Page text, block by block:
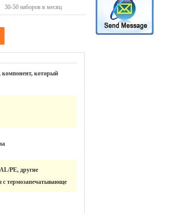
30-50 наборов в месяц
компонент, который
PE, другие
термозапечатывающе